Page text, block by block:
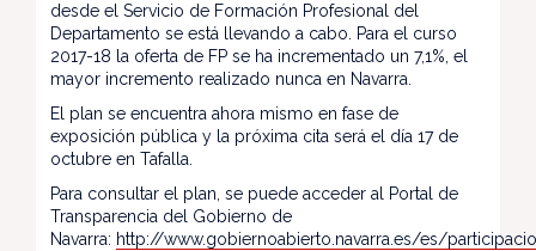
desde el Servicio de Formación Profesional del
Departamento se está llevando a cabo. Para el curso
2017-18 la oferta de FP se ha incrementado un 7,1%, el
mayor incremento realizado nunca en Navarra.
El plan se encuentra ahora mismo en fase de
exposición pública y la próxima cita será el día 17 de
octubre en Tafalla.
Para consultar el plan, se puede acceder al Portal de
Transparencia del Gobierno de
Navarra: http://www.gobiernoabierto.navarra.es/es/